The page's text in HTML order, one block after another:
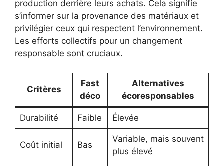
production derrière leurs achats. Cela signifie
s’informer sur la provenance des matériaux et
privilégier ceux qui respectent l’environnement.
Les efforts collectifs pour un changement
responsable sont cruciaux.
Critères
Fast
déco
Alternatives
écoresponsables
Durabilité Faible Élevée
Coût initial Bas
Variable, mais souvent
plus élevé